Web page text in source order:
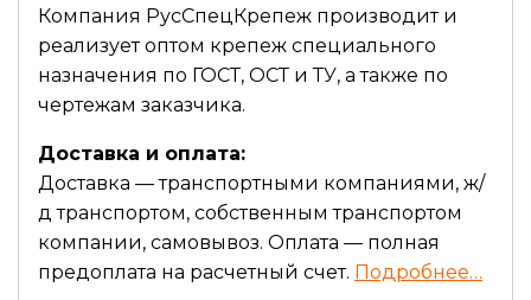
Компания РусСпецКрепеж производит и
реализует оптом крепеж специального
назначения по ГОСТ, ОСТ и ТУ, а также по
чертежам заказчика.
Доставка и оплата:
Доставка — транспортными компаниями, ж/
д транспортом, собственным транспортом
компании, самовывоз. Оплата — полная
предоплата на расчетный счет. Подробнее…